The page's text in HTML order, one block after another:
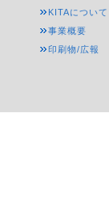
KITAについて
事業概要
印刷物/広報